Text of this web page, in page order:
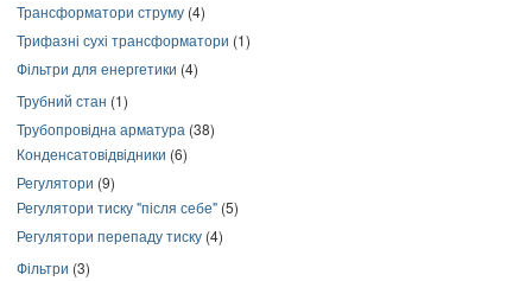
Трансформатори струму (4)
Трифазні сухі трансформатори (1)
Фільтри для енергетики (4)
Трубний стан (1)
Трубопровідна арматура (38)
Конденсатовідвідники (6)
Регулятори (9)
Регулятори тиску "після себе" (5)
Регулятори перепаду тиску (4)
Фільтри (3)